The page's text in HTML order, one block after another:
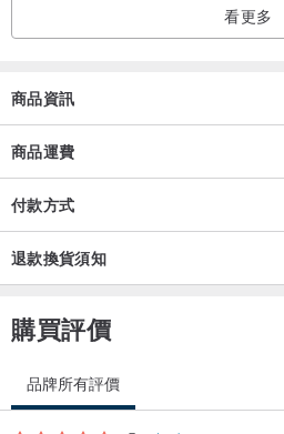
看更多
商品資訊
商品運費
付款方式
退款換貨須知
購買評價
品牌所有評價